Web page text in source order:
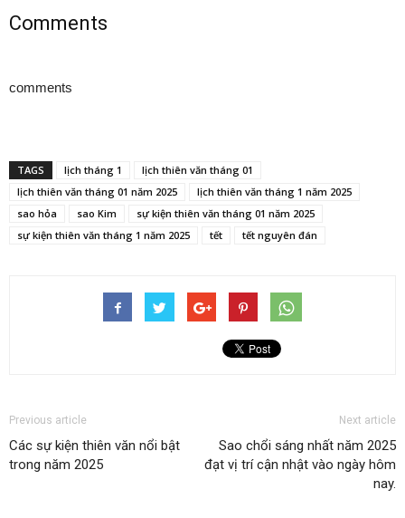
Comments
comments
TAGS lịch tháng 1
lịch thiên văn tháng 01
lịch thiên văn tháng 01 năm 2025
lịch thiên văn tháng 1 năm 2025
sao hỏa
sao Kim
sự kiện thiên văn tháng 01 năm 2025
sự kiện thiên văn tháng 1 năm 2025
tết tết nguyên đán
Previous article
Các sự kiện thiên văn nổi bật
trong năm 2025
Next article
Sao chổi sáng nhất năm 2025
đạt vị trí cận nhật vào ngày hôm
nay.